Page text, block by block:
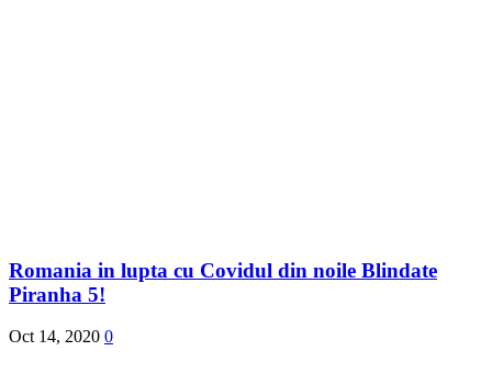
Romania in lupta cu Covidul din noile Blindate
Piranha 5!
Oct 14, 2020 0